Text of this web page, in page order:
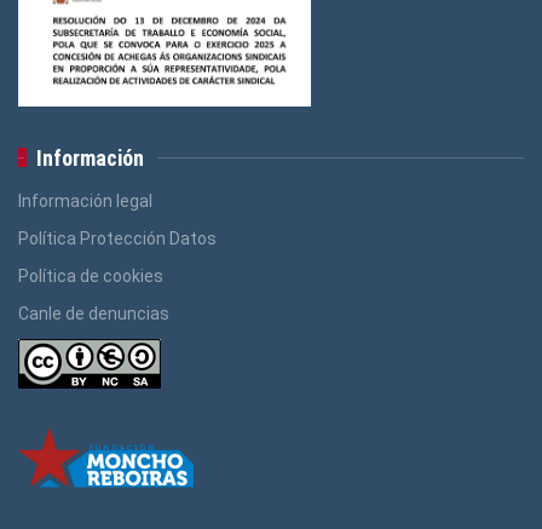
Información
Información legal
Política Protección Datos
Política de cookies
Canle de denuncias